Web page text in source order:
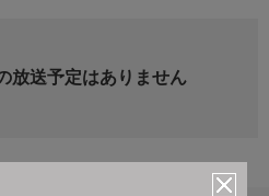
放送予定はありません